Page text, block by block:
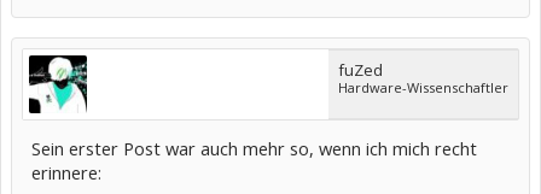
fuZed
Hardware-Wissenschaftler
Sein erster Post war auch mehr so, wenn ich mich recht
erinnere: